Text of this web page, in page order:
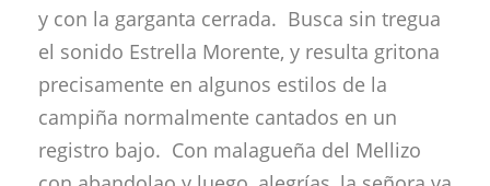
y con la garganta cerrada. Busca sin tregua
el sonido Estrella Morente, y resulta gritona
precisamente en algunos estilos de la
campiña normalmente cantados en un
registro bajo. Con malagueña del Mellizo